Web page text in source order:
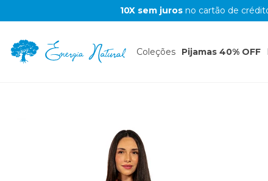
10X sem jurosno cartão de
Coleções Pijamas 40% OFF